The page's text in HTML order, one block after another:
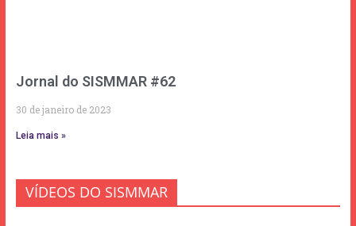
Jornal do SISMMAR #62
30 de janeiro de 2023
Leia mais »
VÍDEOS DO SISMMAR